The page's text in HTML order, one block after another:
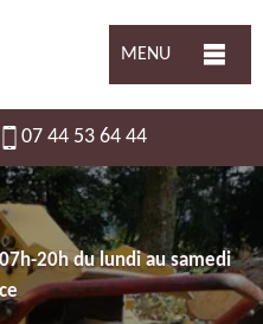
MENU
07 44 53 64 44
20h du lundi au samedi